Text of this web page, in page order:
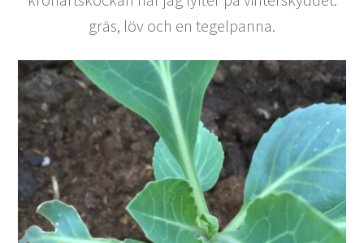
gräs, löv och en tegelpanna.